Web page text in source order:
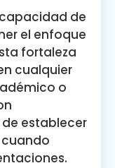
de
el enfoque
fortaleza
cualquier
o
establecer
cuando